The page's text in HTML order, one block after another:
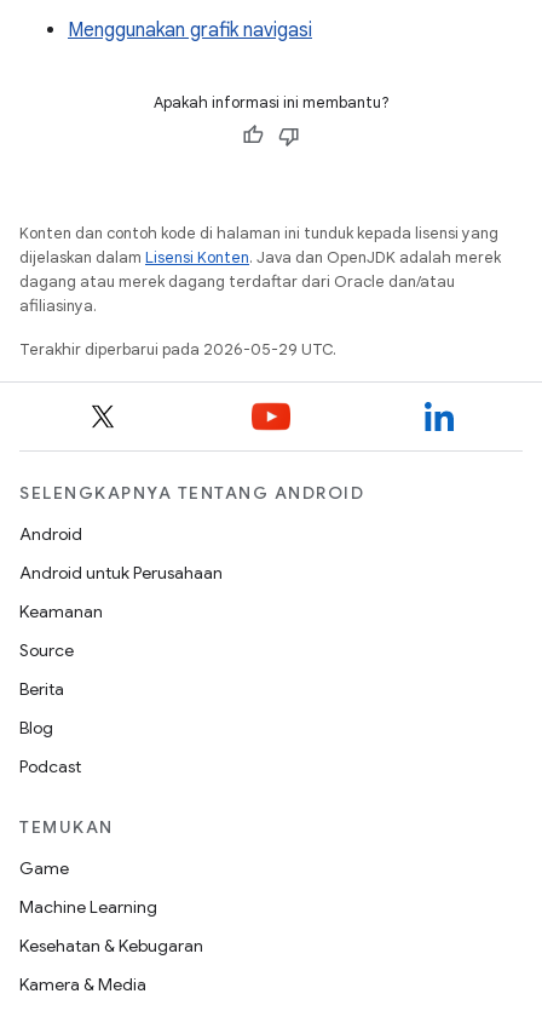
Menggunakan grafik navigasi
Apakah informasi ini membantu?
Konten dan contoh kode di halaman ini tunduk kepada lisensi yang
dijelaskan dalam Lisensi Konten. Java dan OpenJDK adalah merek
dagang atau merek dagang terdaftar dari Oracle dan/atau
afiliasinya.
Terakhir diperbarui pada 2026-05-29 UTC.
SELENGKAPNYA TENTANG ANDROID
Android
Android untuk Perusahaan
Keamanan
Source
Berita
Blog
Podcast
TEMUKAN
Game
Machine Learning
Kesehatan & Kebugaran
Kamera & Media